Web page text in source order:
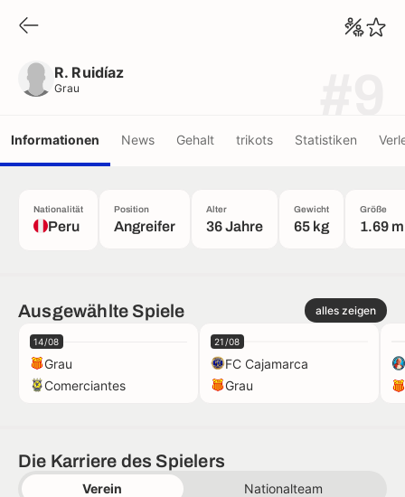
R. Ruidíaz
Grau
Informationen News Gehalt trikots Statistiken
Nationalität
Peru
Position
Angreifer
Alter
36 Jahre
Gewicht
65 kg
Größe
1.69 m
Ausgewählte Spiele alles zeigen
14/08
Grau
Comerciantes
21/08
FC Cajamarca
Grau
Die Karriere des Spielers
Verein Nationalteam